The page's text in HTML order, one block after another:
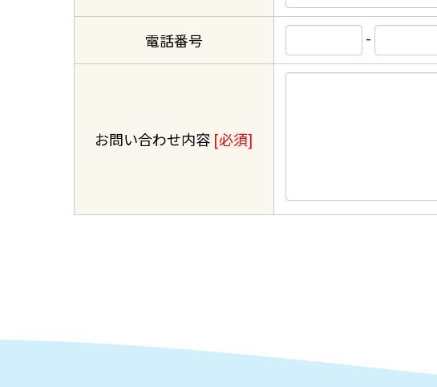
電話番号 -
お問い合わせ内容 [必須]